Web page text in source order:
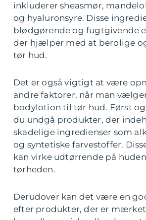
inkluderer sheasmør,
og hyaluronsyre. Disse
blødgørende og fugtgivende
der hjælper med at berolige
tør hud.
Det er også vigtigt at være
andre faktorer, når man
bodylotion til tør hud. Først
du undgå produkter, der
skadelige ingredienser som
og syntetiske farvestoffer.
kan virke udtørrende på
tørheden.
Derudover kan det være en
efter produkter, der er